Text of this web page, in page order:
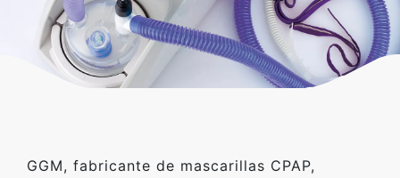
GGM, fabricante de mascarillas CPAP,